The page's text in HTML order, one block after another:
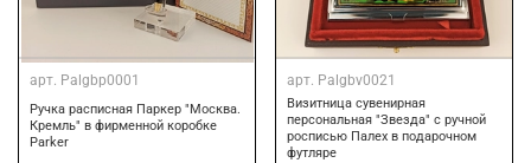
арт. Palgbp0001
Ручка расписная Паркер "Москва.
Кремль" в фирменной коробке
Parker
арт. Palgbv0021
Визитница сувенирная
персональная "Звезда" с ручной
росписью Палех в подарочном
футляре